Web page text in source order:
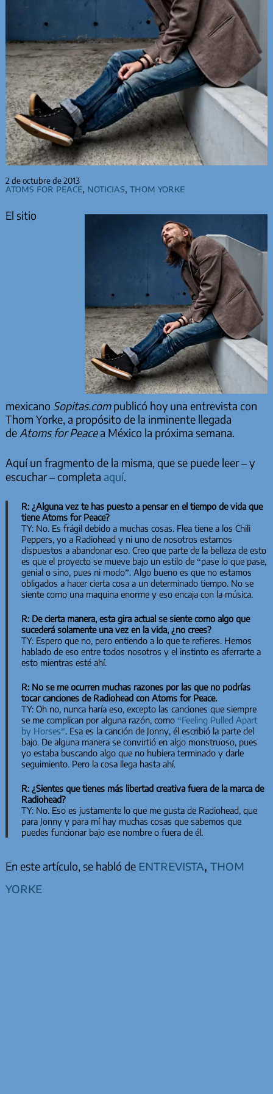
2 de octubre de 2013
Atoms for Peace, Noticias, Thom Yorke
El sitio
mexicano Sopitas.compublicó hoy una entrevista con
Thom Yorke, a propósito de la inminente llegada
de Atoms for Peacea México la próxima semana.
Aquí un fragmento de la misma, que se puede leer – y
escuchar – completa aquí.
R: ¿Alguna vez te has puesto a pensar en el tiempo de vida que
tiene Atoms for Peace?
TY: No. Es frágil debido a muchas cosas. Flea tiene a los Chili
Peppers, yo a Radiohead y ni uno de nosotros estamos
dispuestos a abandonar eso. Creo que parte de la belleza de esto
es que el proyecto se mueve bajo un estilo de “pase lo que pase,
genial o sino, pues ni modo”. Algo bueno es que no estamos
obligados a hacer cierta cosa a un determinado tiempo. No se
siente como una maquina enorme y eso encaja con la música.
R: De cierta manera, esta gira actual se siente como algo que
sucederá solamente una vez en la vida, ¿no crees?
TY: Espero que no, pero entiendo a lo que te refieres. Hemos
hablado de eso entre todos nosotros y el instinto es aferrarte a
esto mientras esté ahí.
R: No se me ocurren muchas razones por las que no podrías
tocar canciones de Radiohead con Atoms for Peace.
TY: Oh no, nunca haría eso, excepto las canciones que siempre
se me complican por alguna razón, como“Feeling Pulled Apart
by Horses”. Esa es la canción de Jonny, él escribió la parte del
bajo. De alguna manera se convirtió en algo monstruoso, pues
yo estaba buscando algo que no hubiera terminado y darle
seguimiento. Pero la cosa llega hasta ahí.
R: ¿Sientes que tienes más libertad creativa fuera de la marca de
Radiohead?
TY: No. Eso es justamente lo que me gusta de Radiohead, que
para Jonny y para mí hay muchas cosas que sabemos que
puedes funcionar bajo ese nombre o fuera de él.
En este artículo, se habló de entrevista, thom
yorke